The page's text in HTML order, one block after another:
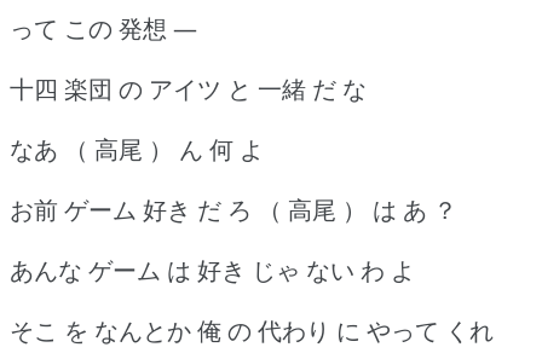
って この 発想 ―
十四 楽団 の アイツ と 一緒 だ な
なあ （ 高尾 ） ん 何 よ
お前 ゲーム 好き だ ろ （ 高尾 ） は あ ？
あんな ゲーム は 好き じゃ ない わ よ
そこ を なんとか 俺 の 代わり に やって くれ